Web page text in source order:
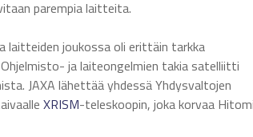
parempia laitteita.
laitteiden joukossa oli erittäin tarkka
ja laiteongelmien takia satelliitti
JAXA lähettää yhdessä Yhdysvaltojen
XRISM-teleskoopin, joka korvaa